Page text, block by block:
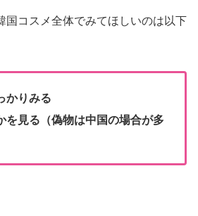
国コスメ全体でみてほしいのは以下
かりみる
を見る（偽物は中国の場合が多